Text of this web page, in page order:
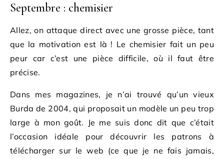
Septembre : chemisier
Allez, on attaque direct avec une grosse pièce, tant
que la motivation est là ! Le chemisier fait un peu
peur car c’est une pièce difficile, où il faut être
précise.
Dans mes magazines, je n’ai trouvé qu’un vieux
Burda de 2004, qui proposait un modèle un peu trop
large à mon goût. Je me suis donc dit que c’était
l’occasion idéale pour découvrir les patrons à
télécharger sur le web (ce que je ne fais jamais,